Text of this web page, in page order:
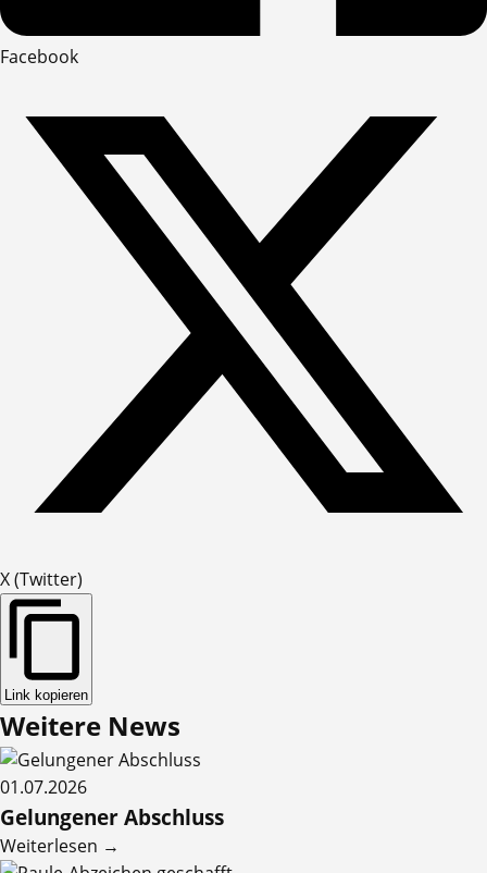
Facebook
X (Twitter)
Link kopieren
Weitere News
01.07.2026
Gelungener Abschluss
Weiterlesen →